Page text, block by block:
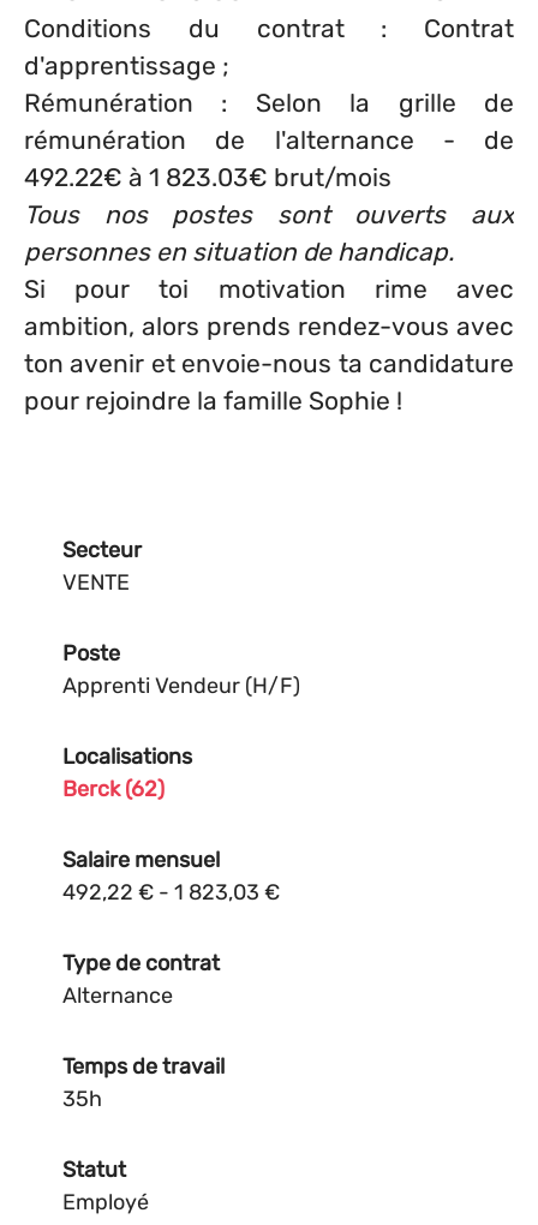
Conditions du contrat : Contrat
d'apprentissage ;
Rémunération : Selon la grille de
rémunération de l'alternance - de
492.22€ à 1 823.03€ brut/mois
Tous nos postes sont ouverts aux
personnes en situation de handicap.
Si pour toi motivation rime avec
ambition, alors prends rendez-vous avec
ton avenir et envoie-nous ta candidature
pour rejoindre la famille Sophie !
Secteur
VENTE
Poste
Apprenti Vendeur (H/F)
Localisations
Berck (62)
Salaire mensuel
492,22 € - 1 823,03 €
Type de contrat
Alternance
Temps de travail
35h
Statut
Employé